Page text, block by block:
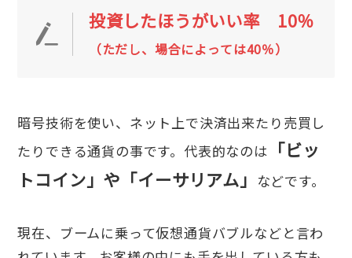
投資したほうがいい率 10％
（ただし、場合によっては40％）
暗号技術を使い、ネット上で決済出来たり売買し
たりできる通貨の事です。代表的なのは 「ビッ
トコイン」や「イーサリアム」 などです。
現在、ブームに乗って仮想通貨バブルなどと言わ